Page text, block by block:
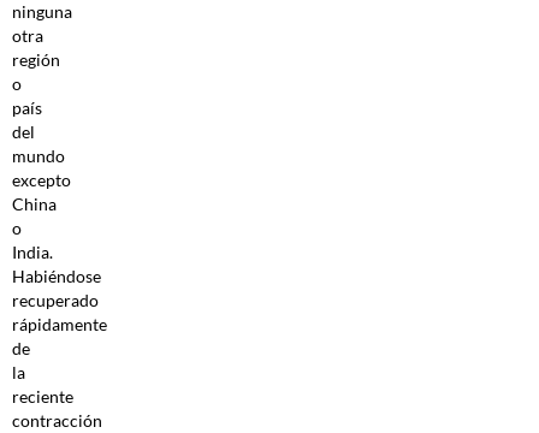
ninguna
otra
región
o
país
del
mundo
excepto
China
o
India.
Habiéndose
recuperado
rápidamente
de
la
reciente
contracción